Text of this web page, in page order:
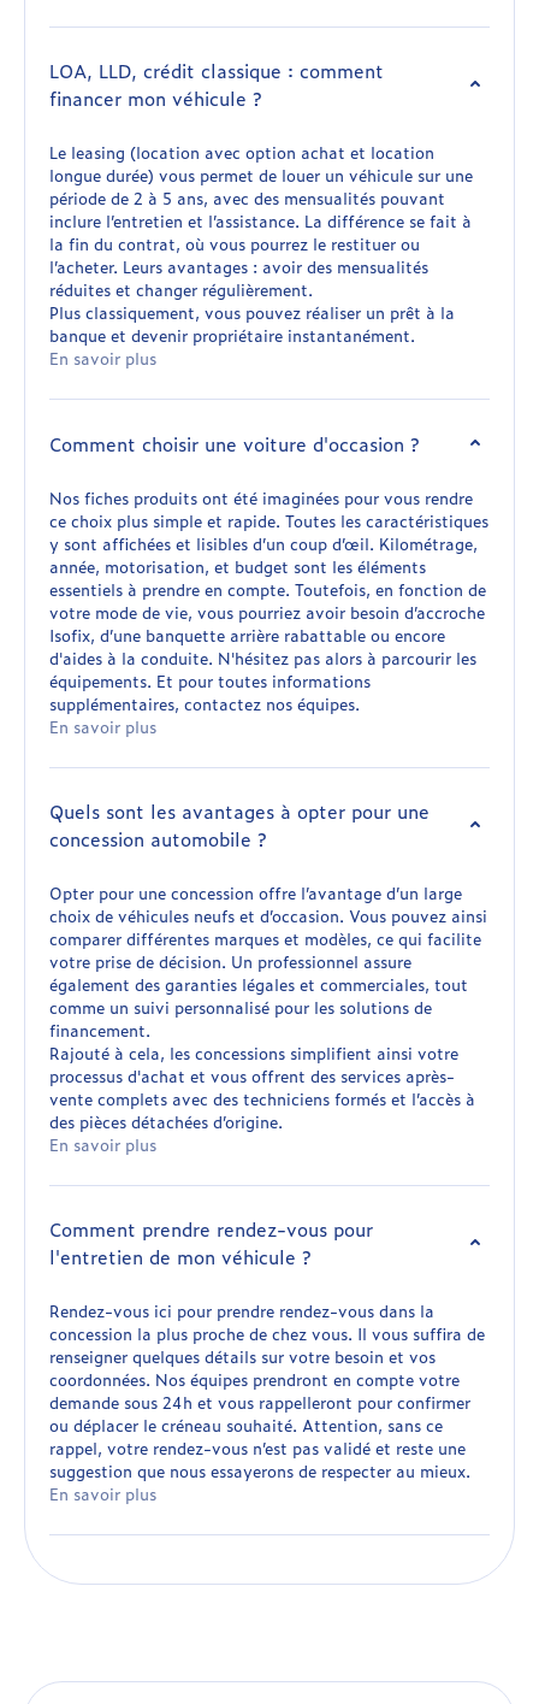
LOA, LLD, crédit classique : comment
financer mon véhicule ?
Le leasing (location avec option achat et location
longue durée) vous permet de louer un véhicule sur une
période de 2 à 5 ans, avec des mensualités pouvant
inclure l’entretien et l’assistance. La différence se fait à
la fin du contrat, où vous pourrez le restituer ou
l’acheter. Leurs avantages : avoir des mensualités
réduites et changer régulièrement.
Plus classiquement, vous pouvez réaliser un prêt à la
banque et devenir propriétaire instantanément.
En savoir plus
Comment choisir une voiture d'occasion ?
Nos fiches produits ont été imaginées pour vous rendre
ce choix plus simple et rapide. Toutes les caractéristiques
y sont affichées et lisibles d’un coup d’œil. Kilométrage,
année, motorisation, et budget sont les éléments
essentiels à prendre en compte. Toutefois, en fonction de
votre mode de vie, vous pourriez avoir besoin d’accroche
Isofix, d’une banquette arrière rabattable ou encore
d'aides à la conduite. N'hésitez pas alors à parcourir les
équipements. Et pour toutes informations
supplémentaires, contactez nos équipes.
En savoir plus
Quels sont les avantages à opter pour une
concession automobile ?
Opter pour une concession offre l’avantage d’un large
choix de véhicules neufs et d’occasion. Vous pouvez ainsi
comparer différentes marques et modèles, ce qui facilite
votre prise de décision. Un professionnel assure
également des garanties légales et commerciales, tout
comme un suivi personnalisé pour les solutions de
financement.
Rajouté à cela, les concessions simplifient ainsi votre
processus d'achat et vous offrent des services après-
vente complets avec des techniciens formés et l’accès à
des pièces détachées d’origine.
En savoir plus
Comment prendre rendez-vous pour
l'entretien de mon véhicule ?
Rendez-vous ici pour prendre rendez-vous dans la
concession la plus proche de chez vous. Il vous suffira de
renseigner quelques détails sur votre besoin et vos
coordonnées. Nos équipes prendront en compte votre
demande sous 24h et vous rappelleront pour confirmer
ou déplacer le créneau souhaité. Attention, sans ce
rappel, votre rendez-vous n’est pas validé et reste une
suggestion que nous essayerons de respecter au mieux.
En savoir plus